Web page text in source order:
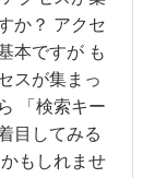
か？ アクセ
本ですが も
スが集まっ
「検索キー
目してみる
もしれませ